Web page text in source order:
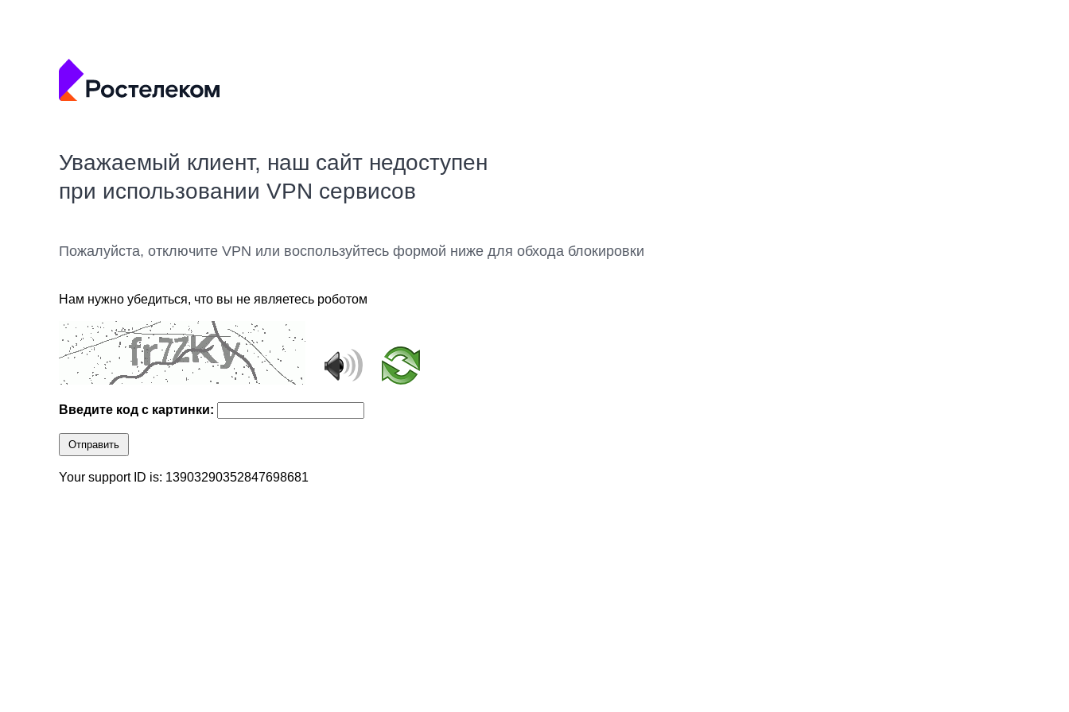
Уважаемый клиент, наш сайт недоступен
при использовании VPN сервисов
Пожалуйста, отключите VPN или воспользуйтесь формой ниже для обхода блокировки
Нам нужно убедиться, что вы не являетесь роботом
Введите код с картинки:
Отправить
Your support ID is: 13903290352847698681